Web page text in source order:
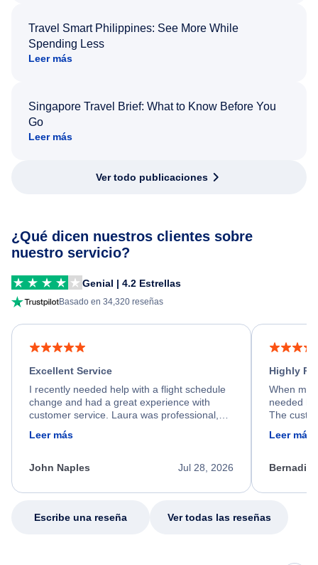
Travel Smart Philippines: See More While
Spending Less
Leer más
Singapore Travel Brief: What to Know Before You
Go
Leer más
Ver todo publicaciones
¿Qué dicen nuestros clientes sobre
nuestro servicio?
Genial | 4.2 Estrellas
Basado en 34,320 reseñas
Excellent Service
I recently needed help with a flight schedule
change and had a great experience with
customer service. Laura was professional,
friendly, and very helpful throughout the
process. She quickly found a solution and
appreciate her excellent service.
Leer más
Jul 28, 2026
John Naples
Highly
When my
needed
The
calm,
my issue.
Leer más
Escribe una reseña Ver todas las reseñas